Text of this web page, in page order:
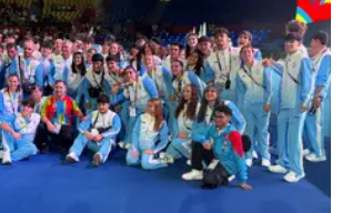
Sociedad
Tecnología
Turismo
Salud
Es viral